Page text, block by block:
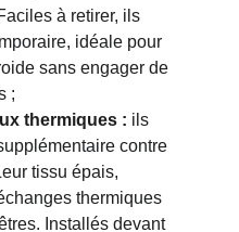
à retirer, ils
idéale pour
sans engager de
;
thermiques : ils
contre
tissu épais,
thermiques
Installés devant